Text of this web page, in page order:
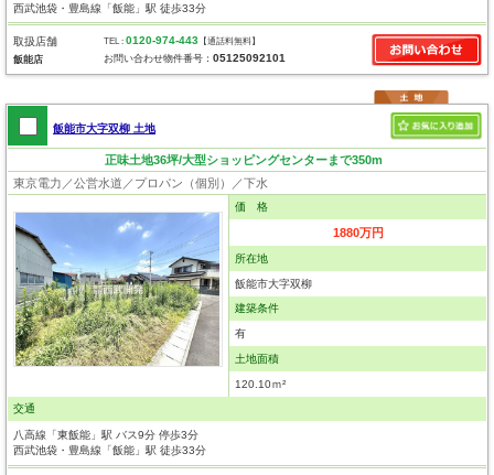
西武池袋・豊島線「飯能」駅 徒歩33分
取扱店舗
飯能店
TEL :0120-974-443 【通話料無料】
お問い合わせ物件番号：05125092101
飯能市大字双柳 土地
正味土地36坪/大型ショッピングセンターまで350m
東京電力／公営水道／プロパン（個別）／下水
価 格
1880万円
所在地
飯能市大字双柳
建築条件
有
土地面積
120.10ｍ²
交通
八高線「東飯能」駅 バス9分 停歩3分
西武池袋・豊島線「飯能」駅 徒歩33分